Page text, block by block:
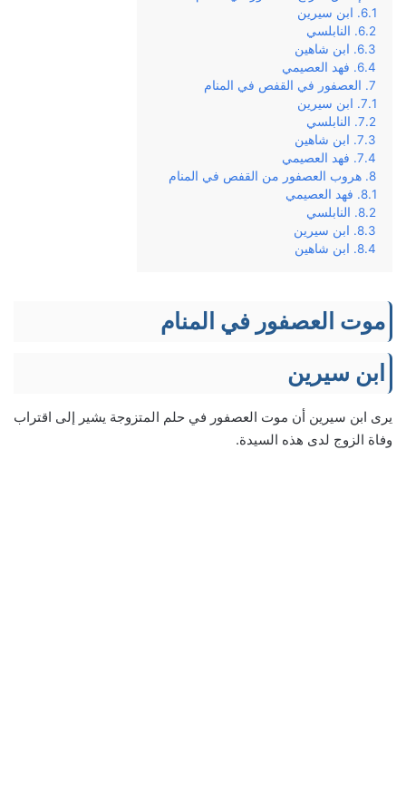
ابن سيرين
النابلسي
ابن شاهين
فهد العصيمي
العصفور في القفص في المنام
ابن سيرين
النابلسي
ابن شاهين
فهد العصيمي
هروب العصفور من القفص في المنام
فهد العصيمي
النابلسي
ابن سيرين
ابن شاهين
موت العصفور في المنام
ابن سيرين
يرى ابن سيرين أن موت العصفور في حلم المتزوجة يشير إلى اقتراب
وفاة الزوج لدى هذه السيدة.